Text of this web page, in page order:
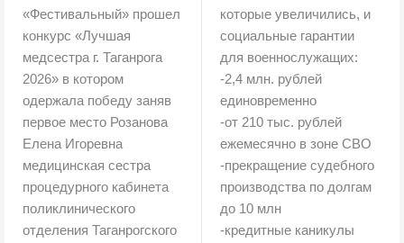
«Фестивальный» прошел
конкурс «Лучшая
медсестра г. Таганрога
2026» в котором
одержала победу заняв
первое место Розанова
Елена Игоревна
медицинская сестра
процедурного кабинета
поликлинического
отделения Таганрогского
которые увеличились, и
социальные гарантии
для военнослужащих:
-2,4 млн. рублей
единовременно
-от 210 тыс. рублей
ежемесячно в зоне СВО
-прекращение судебного
производства по долгам
до 10 млн
-кредитные каникулы